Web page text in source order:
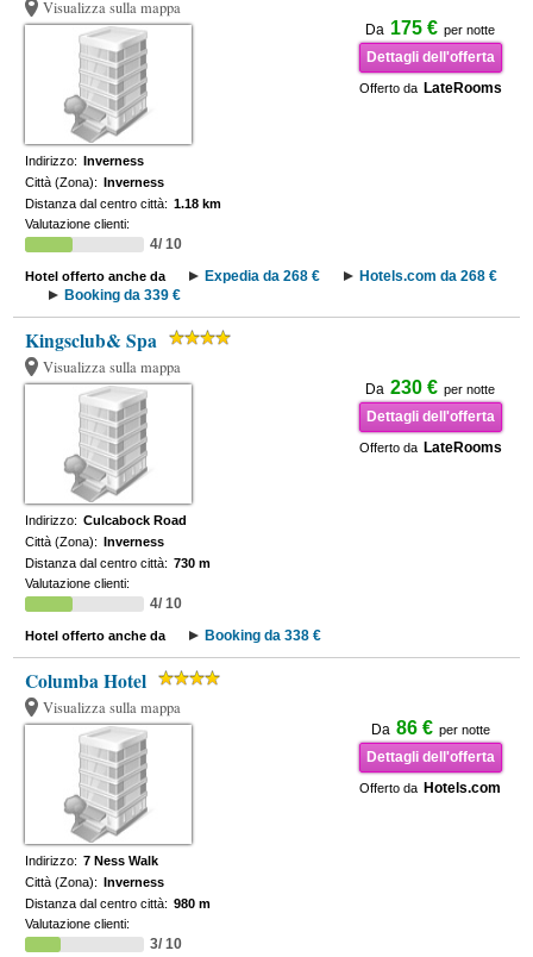
Visualizza sulla mappa
Da 175 € per notte
Dettagli dell'offerta
Offerto da LateRooms
Indirizzo: Inverness
Città (Zona): Inverness
Distanza dal centro città: 1.18 km
Valutazione clienti:
4/ 10
Hotel offerto anche da Expedia da 268 €
Hotels.com da 268 €
Booking da 339 €
Kingsclub& Spa
Visualizza sulla mappa
Da 230 € per notte
Dettagli dell'offerta
Offerto da LateRooms
Indirizzo: Culcabock Road
Città (Zona): Inverness
Distanza dal centro città: 730 m
Valutazione clienti:
4/ 10
Hotel offerto anche da Booking da 338 €
Columba Hotel
Visualizza sulla mappa
Da 86 € per notte
Dettagli dell'offerta
Offerto da Hotels.com
Indirizzo: 7 Ness Walk
Città (Zona): Inverness
Distanza dal centro città: 980 m
Valutazione clienti:
3/ 10